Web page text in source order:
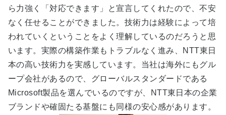
ら力強く「対応できます」と宣言してくれたので、不安
なく任せることができました。技術力は経験によって培
われていくということをよく理解しているのだろうと思
います。実際の構築作業もトラブルなく進み、NTT東日
本の高い技術力を実感しています。当社は海外にもグル
ープ会社があるので、グローバルスタンダードである
Microsoft製品を選んでいるのですが、NTT東日本の企業
ブランドや確固たる基盤にも同様の安心感があります。